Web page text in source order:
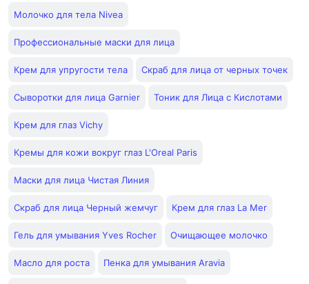
Молочко для тела Nivea
Профессиональные маски для лица
Крем для упругости тела Скраб для лица от черных точек
Сыворотки для лица Garnier Тоник для Лица с Кислотами
Крем для глаз Vichy
Кремы для кожи вокруг глаз L'Oreal Paris
Маски для лица Чистая Линия
Скраб для лица Черный жемчуг Крем для глаз La Mer
Гель для умывания Yves Rocher Очищающее молочко
Масло для роста Пенка для умывания Aravia